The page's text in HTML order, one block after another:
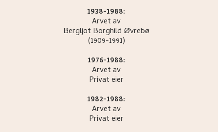
1938-1988:
Arvet av
Bergljot Borghild Øvrebø
(1909-1991)
1976-1988:
Arvet av
Privat eier
1982-1988:
Arvet av
Privat eier